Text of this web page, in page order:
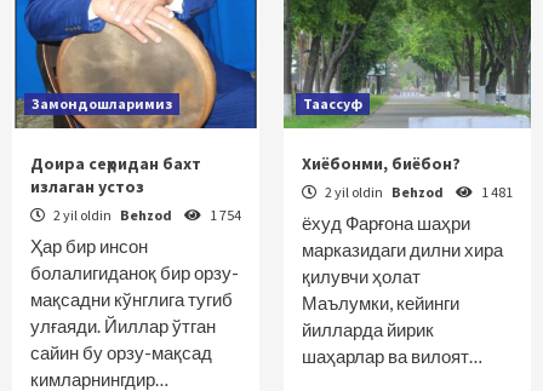
Замондошларимиз
Доира сеҳридан бахт
излаган устоз
2 yil oldin Behzod 1 754
Ҳар бир инсон
болалигиданоқ бир орзу-
мақсадни кўнглига тугиб
улғаяди. Йиллар ўтган
сайин бу орзу-мақсад
кимларнингдир…
Таассуф
Хиёбонми, биёбон?
2 yil oldin Behzod 1 481
ёхуд Фарғона шаҳри
марказидаги дилни хира
қилувчи ҳолат
Маълумки, кейинги
йилларда йирик
шаҳарлар ва вилоят…